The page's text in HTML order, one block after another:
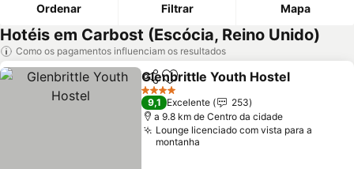
Ordenar Filtrar Mapa
Hotéis em Carbost (Escócia, Reino Unido)
Como os pagamentos influenciam os resultados
PartilharAdicionar aos favoritos
Glenbrittle Youth Hostel
4 Estrelas
9,1 Excelente
253
a 9.8 km de Centro da cidade
Lounge licenciado com vista para a
montanha